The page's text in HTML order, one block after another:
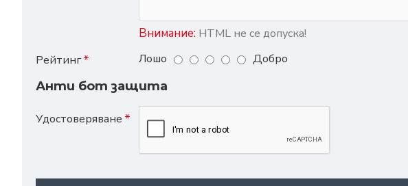
Внимание: HTML не се допуска!
Рейтинг
Лошо
Добро
Анти бот защита
Удостоверяване